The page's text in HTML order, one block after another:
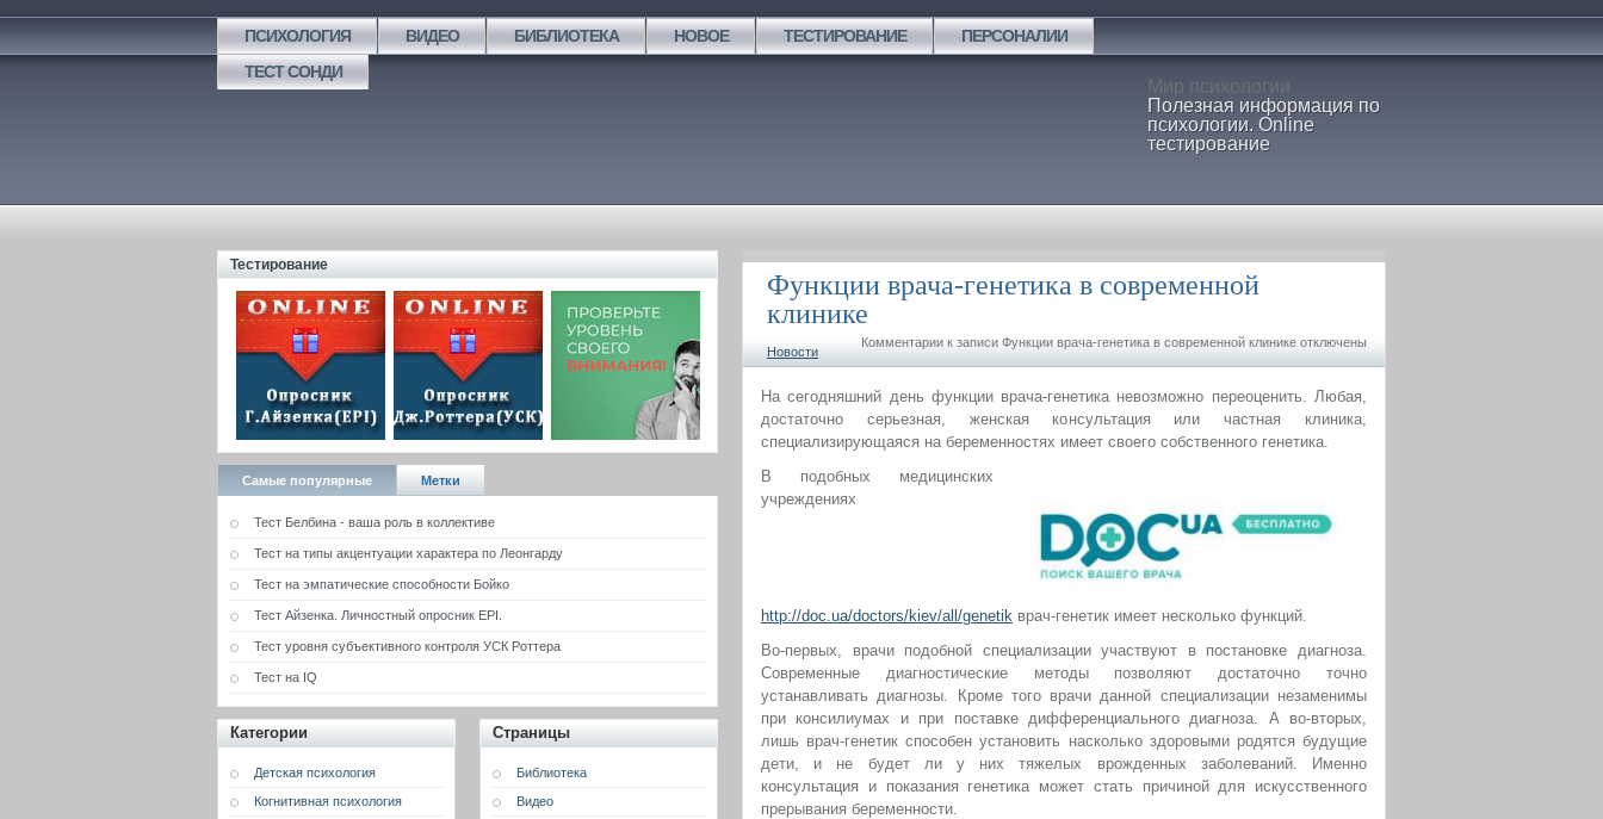
ПСИХОЛОГИЯ ВИДЕО БИБЛИОТЕКА НОВОЕ ТЕСТИРОВАНИЕ
ПЕРСОНАЛИИ
ТЕСТ СОНДИ
Мир психологии
Полезная информация по
психологии. Online
тестирование
Функции врача-генетика в современной
клинике
Новости
Комментарии к записи Функции врача-генетика в современной клинике отключены
На сегодняшний день функции врача-генетика невозможно переоценить. Любая,
достаточно серьезная, женская консультация или частная клиника,
специализирующаяся на беременностях имеет своего собственного генетика.
В подобных медицинских
учреждениях
http://doc.ua/doctors/kiev/all/genetik врач-генетик имеет несколько функций.
Во-первых, врачи подобной специализации участвуют в постановке диагноза.
Современные диагностические методы позволяют достаточно точно
устанавливать диагнозы. Кроме того врачи данной специализации незаменимы
при консилиумах и при поставке дифференциального диагноза. А во-вторых,
лишь врач-генетик способен установить насколько здоровыми родятся будущие
дети, и не будет ли у них тяжелых врожденных заболеваний. Именно
консультация и показания генетика может стать причиной для искусственного
прерывания беременности.
Тестирование
Самые популярные Метки
Тест Белбина - ваша роль в коллективе
Тест на типы акцентуации характера по Леонгарду
Тест на эмпатические способности Бойко
Тест Айзенка. Личностный опросник EPI.
Тест уровня субъективного контроля УСК Роттера
Тест на IQ
Категории
Детская психология
Когнитивная психология
Страницы
Библиотека
Видео